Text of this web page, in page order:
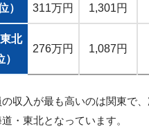
） 311万円 1,301円
北
）
276万円 1,087円
の収入が最も高いのは関東で
・東北となっています。